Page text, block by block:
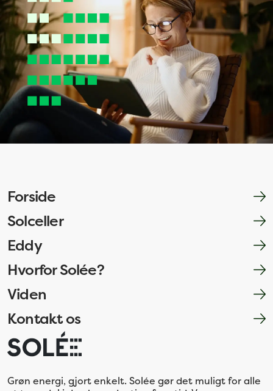
Grøn energi, gjort enkelt. Solée gør det muligt for alle
Forside
Solceller
Eddy
Hvorfor Solée?
Viden
Kontakt os